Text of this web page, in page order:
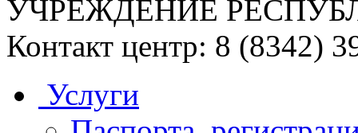
УЧРЕЖДЕНИЕ
Контакт центр: 8 (8342)
Услуги